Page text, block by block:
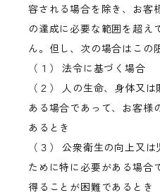
容される場合を除き、お客
の達成に必要な範囲を超え
ん。但し、次の場合はこの
（１） 法令に基づく場合
（２） 人の生命、身体又
ある場合であって、お客様
あるとき
（３） 公衆衛生の向上又
ために特に必要がある場合
得ることが困難であるとき